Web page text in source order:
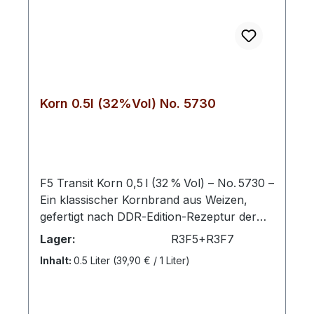
Korn 0.5l (32%Vol) No. 5730
F5 Transit Korn 0,5 l (32 % Vol) – No. 5730 –
Ein klassischer Kornbrand aus Weizen,
gefertigt nach DDR‑Edition‑Rezeptur der
Schwechower Obstbrennerei. Diese
Spirituose überzeugt durch ihren klaren,
typischen Geschmack und authentischen
Lager: R3F5+R3F7
Inhalt: 0.5 Liter (39,90 € / 1 Liter)